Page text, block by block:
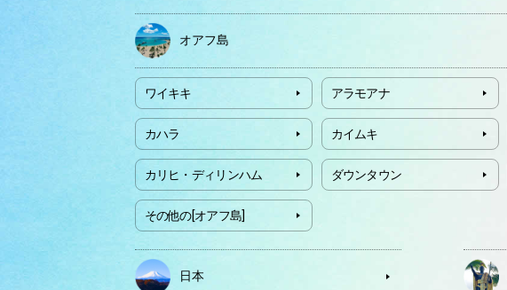
オアフ島
ワイキキ アラモアナ
カハラ カイムキ
カリヒ・ディリンハム ダウンタウン
その他の[オアフ島]
日本